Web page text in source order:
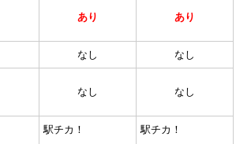
あり あり
なし なし
なし なし
駅チカ！
駅チカ！